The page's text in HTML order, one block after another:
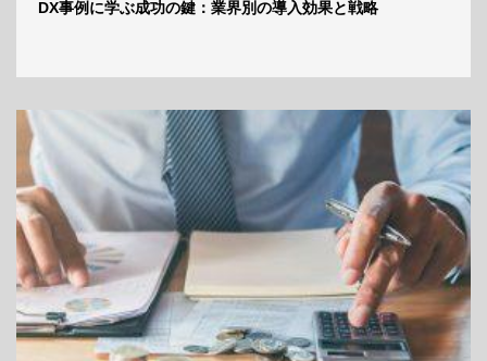
DX事例に学ぶ成功の鍵：業界別の導入効果と戦略